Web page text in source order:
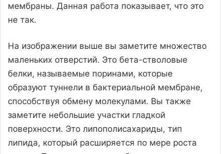
мембраны. Данная работа показывает, что это
не так.
На изображении выше вы заметите множество
маленьких отверстий. Это бета-стволовые
белки, называемые поринами, которые
образуют туннели в бактериальной мембране,
способствуя обмену молекулами. Вы также
заметите небольшие участки гладкой
поверхности. Это липополисахариды, тип
липида, который расширяется по мере роста